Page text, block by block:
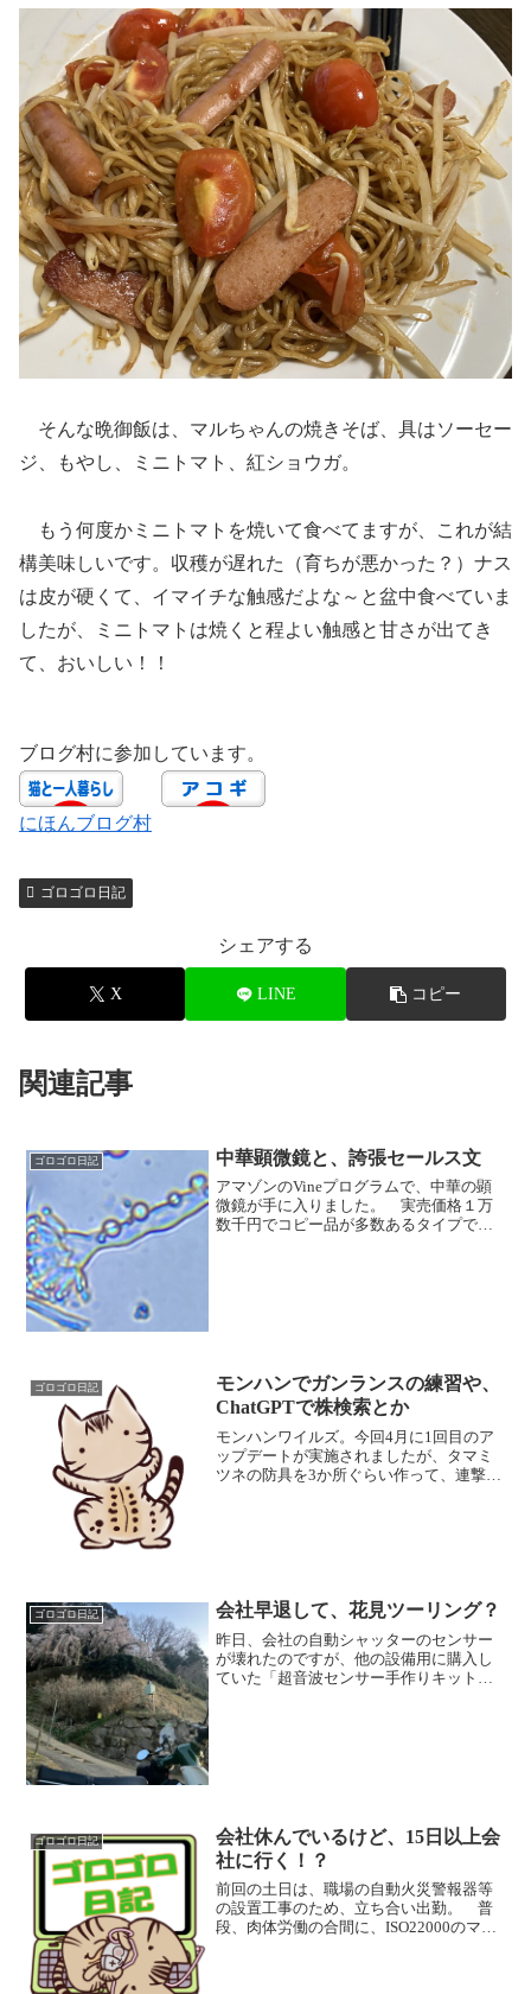
そんな晩御飯は、マルちゃんの焼きそば、具はソーセー
ジ、もやし、ミニトマト、紅ショウガ。
もう何度かミニトマトを焼いて食べてますが、これが結
構美味しいです。収穫が遅れた（育ちが悪かった？）ナス
は皮が硬くて、イマイチな触感だよな～と盆中食べていま
したが、ミニトマトは焼くと程よい触感と甘さが出てき
て、おいしい！！
ブログ村に参加しています。
にほんブログ村
ゴロゴロ日記
シェアする
X LINE コピー
関連記事
ゴロゴロ日記 中華顕微鏡と、誇張セールス文
アマゾンのVineプログラムで、中華の顕
微鏡が手に入りました。 実売価格１万
数千円でコピー品が多数あるタイプで
ゴロゴロ日記
モンハンでガンランスの練習や、
ChatGPTで株検索とか
モンハンワイルズ。今回4月に1回目のア
ップデートが実施されましたが、タマミ
ツネの防具を3か所ぐらい作って、連撃５
ゴロゴロ日記 会社早退して、花見ツーリング？
昨日、会社の自動シャッターのセンサー
が壊れたのですが、他の設備用に購入し
ていた「超音波センサー手作りキット」
ゴロゴロ日記
会社休んでいるけど、15日以上会
社に行く！？
前回の土日は、職場の自動火災警報器等
の設置工事のため、立ち合い出勤。 普
段、肉体労働の合間に、ISO22000のマニ